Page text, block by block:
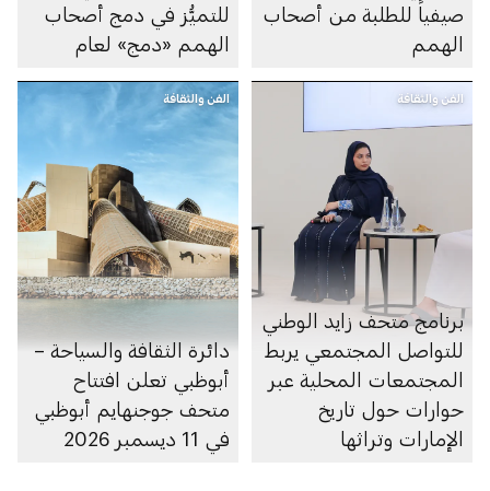
صيفياً للطلبة من أصحاب
الهمم
للتميُّز في دمج أصحاب
الهمم «دمج» لعام
الفن والثقافة
برنامج متحف زايد الوطني
للتواصل المجتمعي يربط
المجتمعات المحلية عبر
حوارات حول تاريخ
الإمارات وتراثها
الفن والثقافة
دائرة الثقافة والسياحة –
أبوظبي تعلن افتتاح
متحف جوجنهايم أبوظبي
في 11 ديسمبر 2026